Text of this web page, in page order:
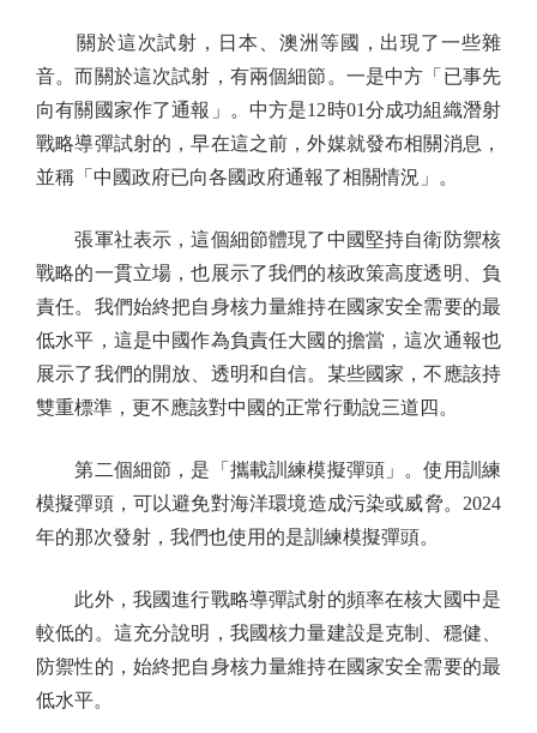
關於這次試射，日本、澳洲等國，出現了一些雜
音。而關於這次試射，有兩個細節。一是中方「已事先
向有關國家作了通報」。中方是12時01分成功組織潛射
戰略導彈試射的，早在這之前，外媒就發布相關消息，
並稱「中國政府已向各國政府通報了相關情況」。
張軍社表示，這個細節體現了中國堅持自衛防禦核
戰略的一貫立場，也展示了我們的核政策高度透明、負
責任。我們始終把自身核力量維持在國家安全需要的最
低水平，這是中國作為負責任大國的擔當，這次通報也
展示了我們的開放、透明和自信。某些國家，不應該持
雙重標準，更不應該對中國的正常行動說三道四。
第二個細節，是「攜載訓練模擬彈頭」。使用訓練
模擬彈頭，可以避免對海洋環境造成污染或威脅。2024
年的那次發射，我們也使用的是訓練模擬彈頭。
此外，我國進行戰略導彈試射的頻率在核大國中是
較低的。這充分說明，我國核力量建設是克制、穩健、
防禦性的，始終把自身核力量維持在國家安全需要的最
低水平。